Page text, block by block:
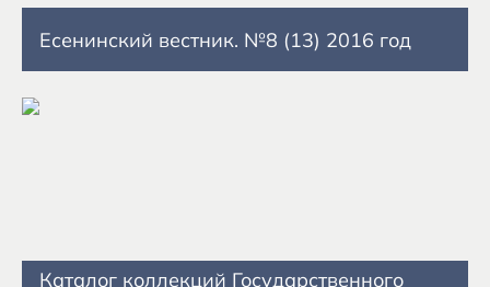
Есенинский вестник. №8 (13) 2016 год
Каталог коллекций Государственного